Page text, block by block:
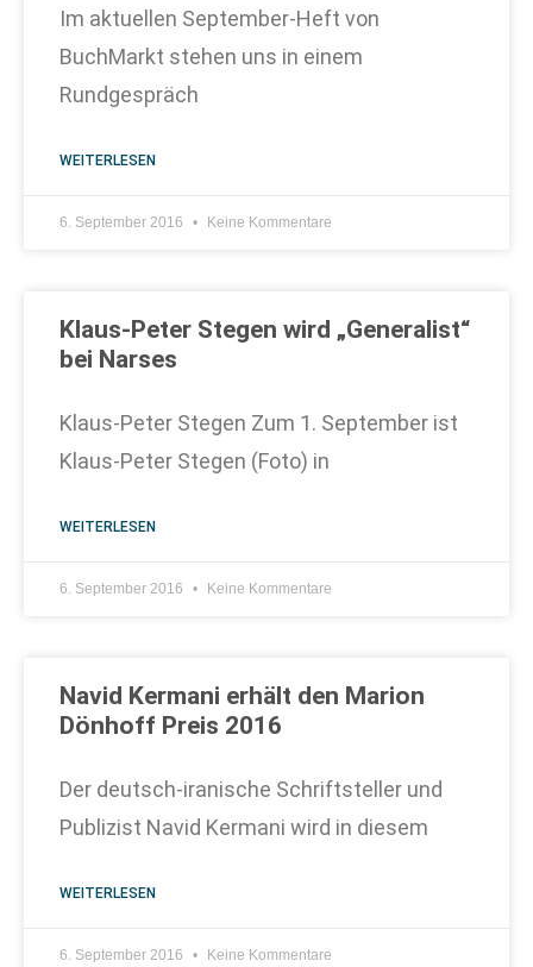
Im aktuellen September-Heft von
BuchMarkt stehen uns in einem
Rundgespräch
WEITERLESEN
6. September 2016 Keine Kommentare
Klaus-Peter Stegen wird „Generalist“
bei Narses
Klaus-Peter Stegen Zum 1. September ist
Klaus-Peter Stegen (Foto) in
WEITERLESEN
6. September 2016 Keine Kommentare
Navid Kermani erhält den Marion
Dönhoff Preis 2016
Der deutsch-iranische Schriftsteller und
Publizist Navid Kermani wird in diesem
WEITERLESEN
6. September 2016 Keine Kommentare